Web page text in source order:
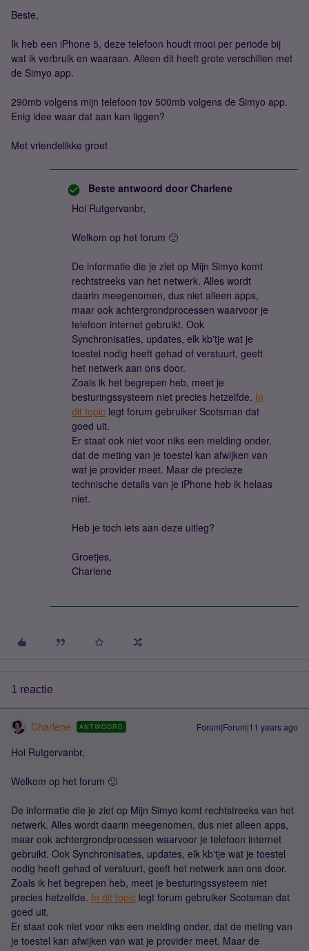
Beste,
Ik heb een iPhone 5, deze telefoon houdt mooi per periode bij
wat ik verbruik en waaraan. Alleen dit heeft grote verschillen met
de Simyo app.
290mb volgens mijn telefoon tov 500mb volgens de Simyo app.
Enig idee waar dat aan kan liggen?
Met vriendelikke groet
Beste antwoord door Charlene
Hoi Rutgervanbr,
Welkom op het forum 🙂
De informatie die je ziet op Mijn Simyo komt
rechtstreeks van het netwerk. Alles wordt
daarin meegenomen, dus niet alleen apps,
maar ook achtergrondprocessen waarvoor je
telefoon internet gebruikt. Ook
Synchronisaties, updates, elk kb'tje wat je
toestel nodig heeft gehad of verstuurt, geeft
het netwerk aan ons door.
Zoals ik het begrepen heb, meet je
besturingssysteem niet precies hetzelfde. In
dit topic legt forum gebruiker Scotsman dat
goed uit.
Er staat ook niet voor niks een melding onder,
dat de meting van je toestel kan afwijken van
wat je provider meet. Maar de precieze
technische details van je iPhone heb ik helaas
niet.
Heb je toch iets aan deze uitleg?
Groetjes,
Charlene
1 reactie
Charlene ANTWOORD Forum|Forum|11 years ago
Hoi Rutgervanbr,
Welkom op het forum 🙂
De informatie die je ziet op Mijn Simyo komt rechtstreeks van het
netwerk. Alles wordt daarin meegenomen, dus niet alleen apps,
maar ook achtergrondprocessen waarvoor je telefoon internet
gebruikt. Ook Synchronisaties, updates, elk kb'tje wat je toestel
nodig heeft gehad of verstuurt, geeft het netwerk aan ons door.
Zoals ik het begrepen heb, meet je besturingssysteem niet
precies hetzelfde. In dit topic legt forum gebruiker Scotsman dat
goed uit.
Er staat ook niet voor niks een melding onder, dat de meting van
je toestel kan afwijken van wat je provider meet. Maar de